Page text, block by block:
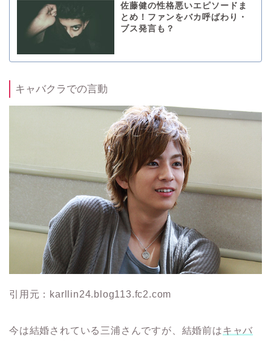
佐藤健の性格悪いエピソードま
とめ！ファンをバカ呼ばわり・
ブス発言も？
キャバクラでの言動
引用元：karllin24.blog113.fc2.com
今は結婚されている三浦さんですが、結婚前はキャバ